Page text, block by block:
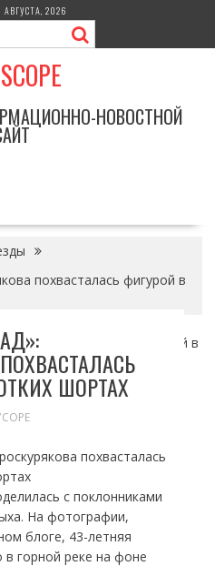
АВГУСТА, 2026
НОВОСТНОЙ
похвасталась фигурой в
ШОРТАХ
с поклонниками
На фотографии,
блоге, 43-летняя
в горной реке на фоне